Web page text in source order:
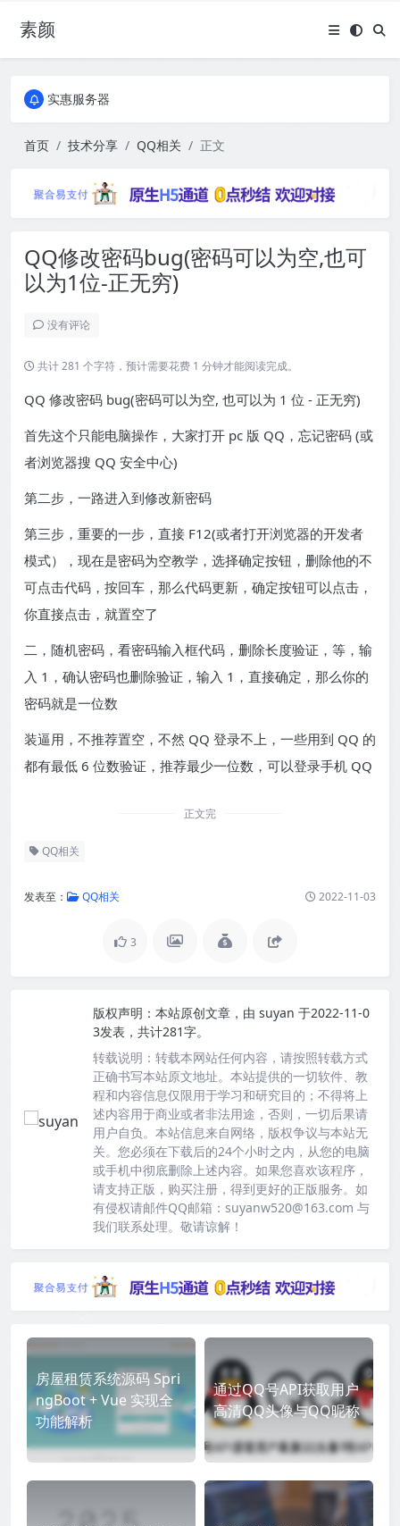
素颜全国免费包邮流量卡
实惠服务器
实惠服务器
首页 技术分享 QQ相关 正文
QQ修改密码bug(密码可以为空,也可
以为1位-正无穷)
没有评论
共计 281 个字符，预计需要花费 1 分钟才能阅读完成。
QQ 修改密码 bug(密码可以为空, 也可以为 1 位 - 正无穷)
首先这个只能电脑操作，大家打开 pc 版 QQ，忘记密码 (或
者浏览器搜 QQ 安全中心)
第二步，一路进入到修改新密码
第三步，重要的一步，直接 F12(或者打开浏览器的开发者
模式），现在是密码为空教学，选择确定按钮，删除他的不
可点击代码，按回车，那么代码更新，确定按钮可以点击，
你直接点击，就置空了
二，随机密码，看密码输入框代码，删除长度验证，等，输
入 1，确认密码也删除验证，输入 1，直接确定，那么你的
密码就是一位数
装逼用，不推荐置空，不然 QQ 登录不上，一些用到 QQ 的
都有最低 6 位数验证，推荐最少一位数，可以登录手机 QQ
正文完
QQ相关
发表至： QQ相关 2022-11-03
3
版权声明： 本站原创文章，由 suyan 于2022-11-0
3发表，共计281字。
转载说明： 转载本网站任何内容，请按照转载方式
正确书写本站原文地址。本站提供的一切软件、教
程和内容信息仅限用于学习和研究目的；不得将上
述内容用于商业或者非法用途，否则，一切后果请
用户自负。本站信息来自网络，版权争议与本站无
关。您必须在下载后的24个小时之内，从您的电脑
或手机中彻底删除上述内容。如果您喜欢该程序，
请支持正版，购买注册，得到更好的正版服务。如
有侵权请邮件QQ邮箱：suyanw520@163.com 与
我们联系处理。敬请谅解！
房屋租赁系统源码 Spri
ngBoot + Vue 实现全
功能解析
通过QQ号API获取用户
高清QQ头像与QQ昵称